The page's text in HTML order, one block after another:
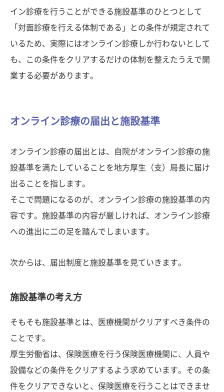
イン診療を行うことができる施設基準のひとつとして
「対面診療を行える体制である」との条件が規定されて
いるため、実際にはオンライン診療しか行わないとして
も、この条件をクリアするだけの体制を整えたうえで開
業する必要があります。
オンライン診療の届出と施設基準
オンライン診療の届出とは、自院がオンライン診療の施
設基準を満たしていることを地方厚生（支）局長に届け
出ることを指します。
そこで問題になるのが、オンライン診療の施設基準の内
容です。施設基準の内容が厳しければ、オンライン診療
への進出に二の足を踏んでしまいます。
次からは、届出制度と施設基準を見ていきます。
施設基準の考え方
そもそも施設基準とは、医療機関がクリアすべき条件の
ことです。
厚生労働省は、保険医療を行う保険医療機関に、人員や
設備などの条件をクリアするよう求めています。その条
件をクリアできないと、保険医療を行うことはできませ